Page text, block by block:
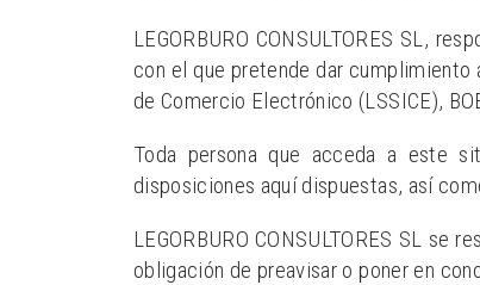
LEGORBURO CONSULTORES SL,
con el que pretende dar
de Comercio Electrónico (LSSICE),
Toda persona que acceda a este
disposiciones aquí dispuestas, así
LEGORBURO CONSULTORES SL
obligación de preavisar o poner en